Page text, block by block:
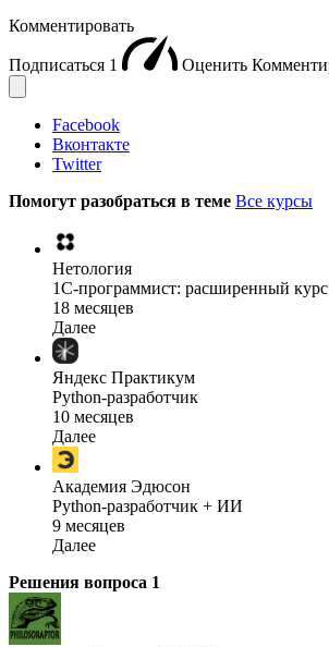
Комментировать
Подписаться 1 Оценить
Facebook
Вконтакте
Twitter
Помогут разобраться в теме Все курсы
Нетология
1C-программист: расширенный курс
18 месяцев
Далее
Яндекс Практикум
Python-разработчик
10 месяцев
Далее
Академия Эдюсон
Python-разработчик + ИИ
9 месяцев
Далее
Решения вопроса 1